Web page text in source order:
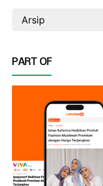
PART OF